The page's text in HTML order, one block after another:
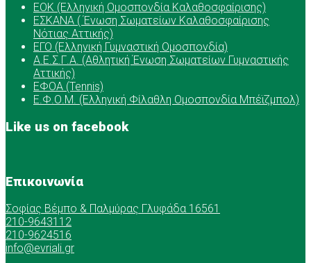
ΕOK (Ελληνική Ομοσπονδία Καλαθοσφαίρισης)
ΕΣΚΑΝΑ ( Ένωση Σωματείων Καλαθοσφαίρισης
Νότιας Αττικής)
ΕΓΟ (Ελληνική Γυμναστική Ομοσπονδία)
Α.Ε.Σ.Γ.Α. (Αθλητική Ένωση Σωματείων Γυμναστικής
Αττικής)
ΕΦΟΑ (Tennis)
Ε.Φ.Ο.Μ. (Ελληνική Φίλαθλη Ομοσπονδία Μπέϊζμπολ)
Like us on facebook
Επικοινωνία
Σοφίας Βέμπο & Παλμύρας Γλυφάδα 16561
210-9643112
210-9624516
info@evriali.gr